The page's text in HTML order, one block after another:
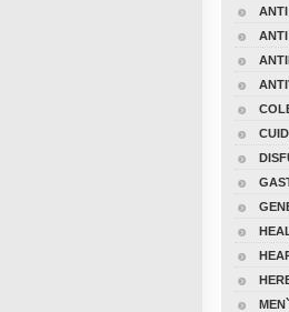
ANTI